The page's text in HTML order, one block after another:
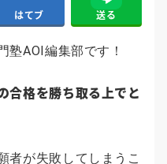
はてブ 送る
塾AOI編集部です！
合格を勝ち取る上でと
者が失敗してしまうこ